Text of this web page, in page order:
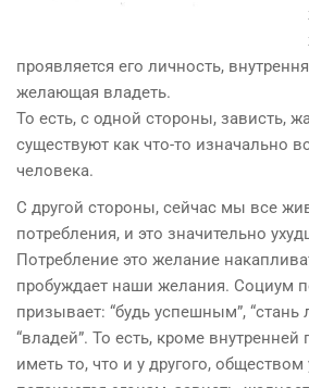
проявляется его личность,
желающая владеть.
То есть, с одной стороны, зависть,
существуют как что-то изначально
человека.
С другой стороны, сейчас мы все
потребления, и это значительно
Потребление это желание
пробуждает наши желания. Социум
призывает: “будь успешным”, “стань
“владей”. То есть, кроме
иметь то, что и у другого,